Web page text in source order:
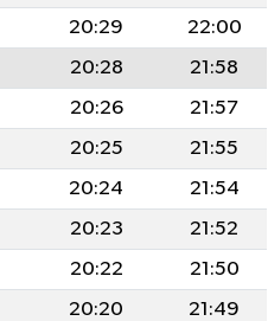
20:29
22:00
20:28
21:58
20:26
21:57
20:25
21:55
20:24
21:54
20:23
21:52
20:22
21:50
20:20
21:49